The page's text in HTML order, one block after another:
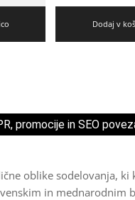
Dodaj v
promocije in SEO
oblike sodelovanja, ki
in mednarodnim